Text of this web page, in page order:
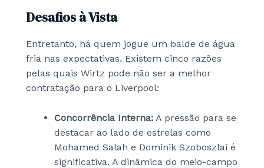
Desafios à Vista
Entretanto, há quem jogue um balde de água
fria nas expectativas. Existem cinco razões
pelas quais Wirtz pode não ser a melhor
contratação para o Liverpool:
Concorrência Interna: A pressão para se
destacar ao lado de estrelas como
Mohamed Salah e Dominik Szoboszlai é
significativa. A dinâmica do meio-campo